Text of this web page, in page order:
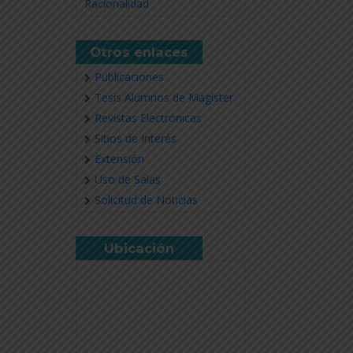
Racionalidad
Otros enlaces
Publicaciones
Tesis Alumnos de Magíster
Revistas Electrónicas
Sitios de Interés
Extensión
Uso de Salas
Solicitud de Noticias
Ubicación